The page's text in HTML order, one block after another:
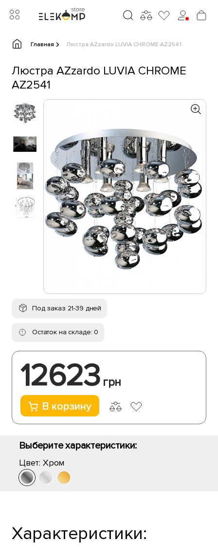
Главная Люстра AZzardo LUVIA CHROME AZ2541
Люстра AZzardo LUVIA CHROME
AZ2541
Под заказ 21-39 дней
Остаток на складе: 0
12623 грн
В корзину
Выберите характеристики:
Цвет: Хром
Характеристики: